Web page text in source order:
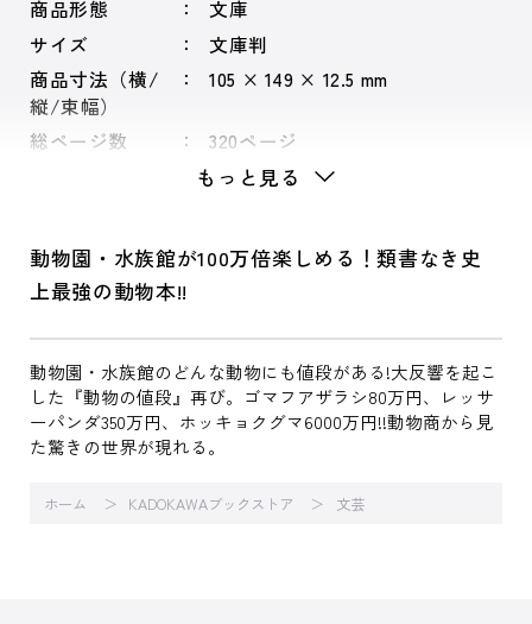
商品形態
文庫
サイズ
文庫判
商品寸法（横/
縦/束幅）
105 × 149 × 12.5 mm
総ページ数 320ページ
もっと見る
動物園・水族館が100万倍楽しめる！類書なき史
上最強の動物本!!
動物園・水族館のどんな動物にも値段がある!大反響を起こ
した『動物の値段』再び。ゴマフアザラシ80万円、レッサ
ーパンダ350万円、ホッキョクグマ6000万円!!動物商から見
た驚きの世界が現れる。
ホーム KADOKAWAブックストア 文芸